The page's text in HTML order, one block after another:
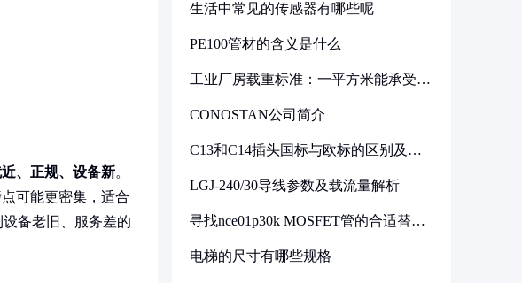
、正规、设备新。
可能更密集，适合
备老旧、服务差的
生活中常见的传感器有哪些呢
PE100管材的含义是什么
工业厂房载重标准：一平方米能承受多
CONOSTAN公司简介
C13和C14插头国标与欧标的区别及其
LGJ-240/30导线参数及载流量解析
寻找nce01p30k MOSFET管的合适替代
电梯的尺寸有哪些规格